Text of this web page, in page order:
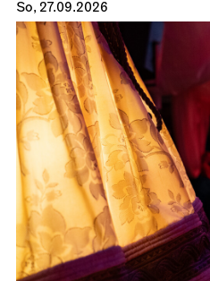
So, 27.09.2026